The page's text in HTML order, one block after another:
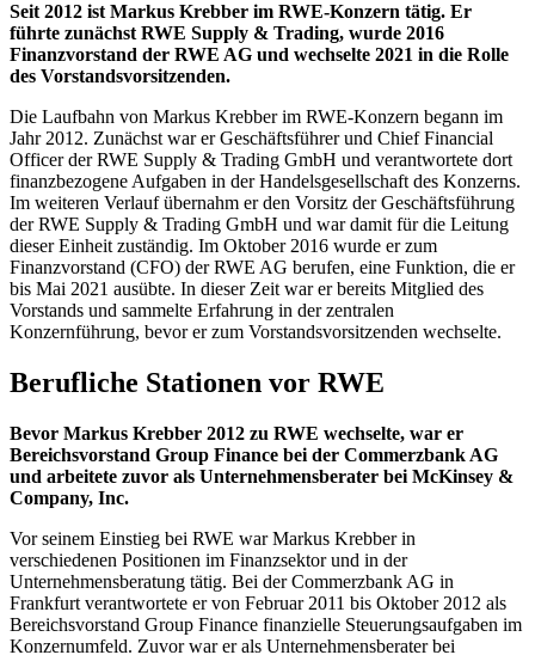
Seit 2012 ist Markus Krebber im RWE‑Konzern tätig. Er
führte zunächst RWE Supply & Trading, wurde 2016
Finanzvorstand der RWE AG und wechselte 2021 in die Rolle
des Vorstandsvorsitzenden.
Die Laufbahn von Markus Krebber im RWE‑Konzern begann im
Jahr 2012. Zunächst war er Geschäftsführer und Chief Financial
Officer der RWE Supply & Trading GmbH und verantwortete dort
finanzbezogene Aufgaben in der Handelsgesellschaft des Konzerns.
Im weiteren Verlauf übernahm er den Vorsitz der Geschäftsführung
der RWE Supply & Trading GmbH und war damit für die Leitung
dieser Einheit zuständig. Im Oktober 2016 wurde er zum
Finanzvorstand (CFO) der RWE AG berufen, eine Funktion, die er
bis Mai 2021 ausübte. In dieser Zeit war er bereits Mitglied des
Vorstands und sammelte Erfahrung in der zentralen
Konzernführung, bevor er zum Vorstandsvorsitzenden wechselte.
Berufliche Stationen vor RWE
Bevor Markus Krebber 2012 zu RWE wechselte, war er
Bereichsvorstand Group Finance bei der Commerzbank AG
und arbeitete zuvor als Unternehmensberater bei McKinsey &
Company, Inc.
Vor seinem Einstieg bei RWE war Markus Krebber in
verschiedenen Positionen im Finanzsektor und in der
Unternehmensberatung tätig. Bei der Commerzbank AG in
Frankfurt verantwortete er von Februar 2011 bis Oktober 2012 als
Bereichsvorstand Group Finance finanzielle Steuerungsaufgaben im
Konzernumfeld. Zuvor war er als Unternehmensberater bei